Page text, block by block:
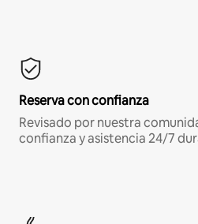
Reserva con confianza
Revisado por nuestra
confianza y asistencia 24/7